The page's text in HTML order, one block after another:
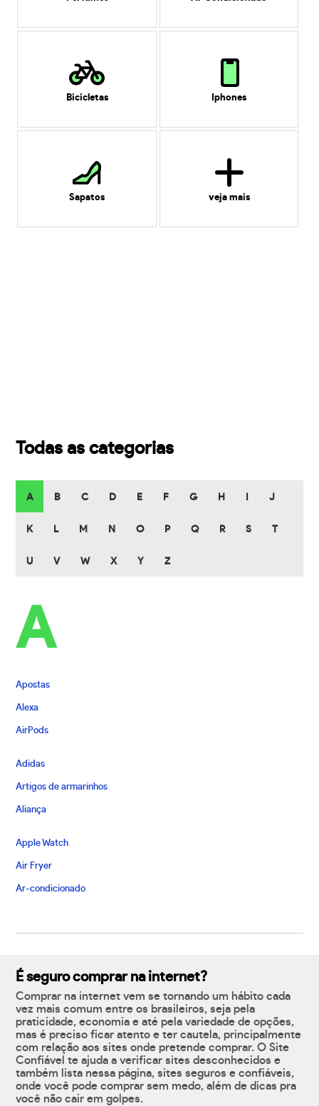
Bicicletas Iphones
Sapatos veja mais
Todas as categorias
A B C D E F G H J
K L M N O P Q R S T
U V W X Y Z
A
Apostas
Alexa
AirPods
Adidas
Artigos de armarinhos
Aliança
Apple Watch
Air Fryer
Ar-condicionado
É seguro comprar na internet?
Comprar na internet vem se tornando um hábito cada
vez mais comum entre os brasileiros, seja pela
praticidade, economia e até pela variedade de opções,
mas é preciso ficar atento e ter cautela, principalmente
com relação aos sites onde pretende comprar. O Site
Confiável te ajuda a verificar sites desconhecidos e
também lista nessa página, sites seguros e confiáveis,
onde você pode comprar sem medo, além de dicas pra
você não cair em golpes.